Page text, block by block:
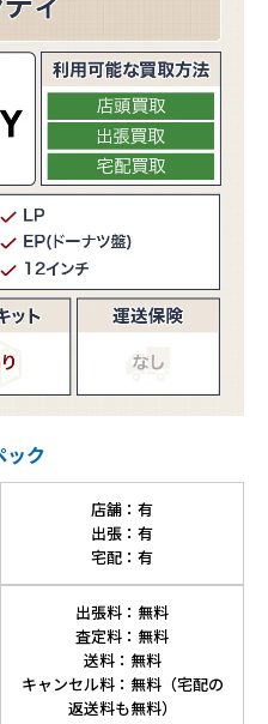
ック
店舗：有
出張：有
宅配：有
出張料：無料
査定料：無料
送料：無料
キャンセル料：無料（宅配の
返送料も無料）